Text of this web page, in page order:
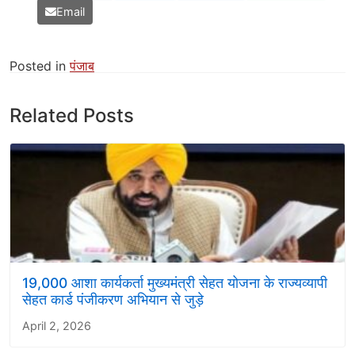
Email
Posted inपंजाब
Related Posts
19,000 आशा कार्यकर्ता मुख्यमंत्री सेहत योजना के राज्यव्यापी
सेहत कार्ड पंजीकरण अभियान से जुड़े
April 2, 2026